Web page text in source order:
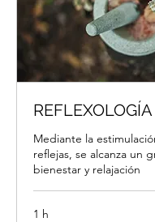
REFLEXOLOGÍA
Mediante la
reflejas, se alcanza un
bienestar y relajación
1 h